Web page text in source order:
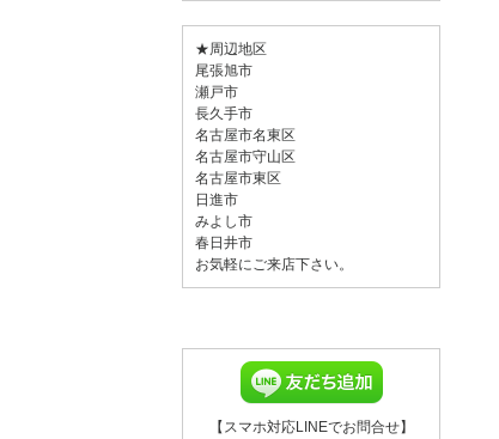
★周辺地区
尾張旭市
瀬戸市
長久手市
名古屋市名東区
名古屋市守山区
名古屋市東区
日進市
みよし市
春日井市
お気軽にご来店下さい。
【スマホ対応LINEでお問合せ】